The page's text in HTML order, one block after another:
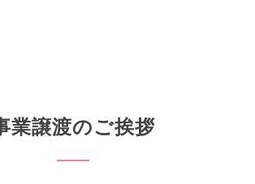
業譲渡のご挨拶